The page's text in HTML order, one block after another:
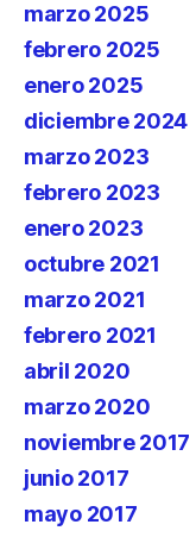
marzo 2025
febrero 2025
enero 2025
diciembre 2024
marzo 2023
febrero 2023
enero 2023
octubre 2021
marzo 2021
febrero 2021
abril 2020
marzo 2020
noviembre 2017
junio 2017
mayo 2017